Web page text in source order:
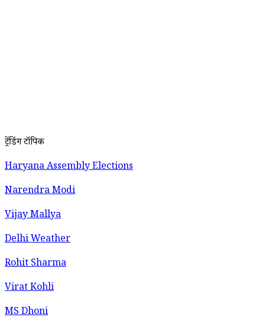
ट्रेंडिंग टॉपिक
Haryana Assembly Elections
Narendra Modi
Vijay Mallya
Delhi Weather
Rohit Sharma
Virat Kohli
MS Dhoni